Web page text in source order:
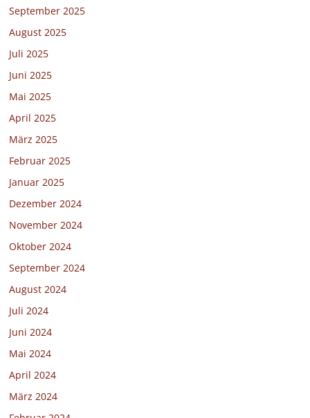
September 2025
August 2025
Juli 2025
Juni 2025
Mai 2025
April 2025
März 2025
Februar 2025
Januar 2025
Dezember 2024
November 2024
Oktober 2024
September 2024
August 2024
Juli 2024
Juni 2024
Mai 2024
April 2024
März 2024